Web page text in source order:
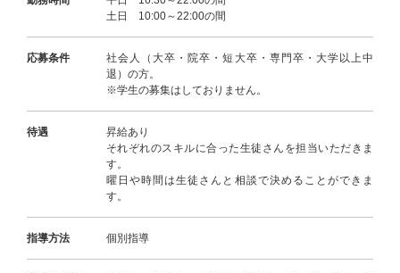
土日 10:00～22:00の間
応募条件
社会人（大卒・院卒・短大卒・専門卒・大学以上中
退）の方。
※学生の募集はしておりません。
待遇
昇給あり
それぞれのスキルに合った生徒さんを担当いただきま
す。
曜日や時間は生徒さんと相談で決めることができま
す。
指導方法 個別指導